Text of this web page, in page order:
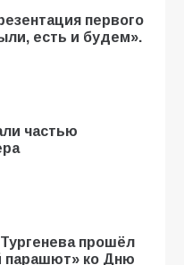
первого
есть и будем».
частью
прошёл
парашют» ко Дню